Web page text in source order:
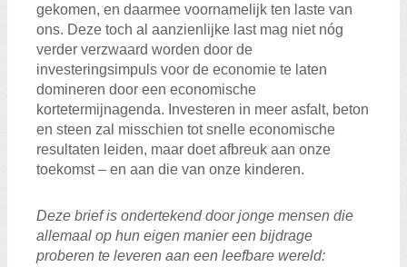
gekomen, en daarmee voornamelijk ten laste van
ons. Deze toch al aanzienlijke last mag niet nóg
verder verzwaard worden door de
investeringsimpuls voor de economie te laten
domineren door een economische
kortetermijnagenda. Investeren in meer asfalt, beton
en steen zal misschien tot snelle economische
resultaten leiden, maar doet afbreuk aan onze
toekomst – en aan die van onze kinderen.
Deze brief is ondertekend door jonge mensen die
allemaal op hun eigen manier een bijdrage
proberen te leveren aan een leefbare wereld: